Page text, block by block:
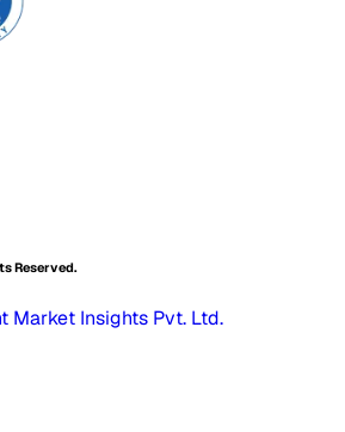
Reserved.
Market Insights Pvt. Ltd.